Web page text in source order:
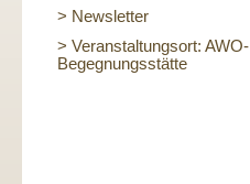
> Newsletter
> Veranstaltungsort: AWO-
Begegnungsstätte